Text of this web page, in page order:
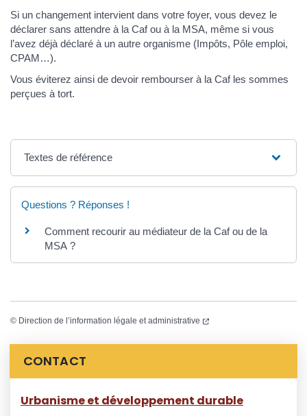
Si un changement intervient dans votre foyer, vous devez le
déclarer sans attendre à la Caf ou à la MSA, même si vous
l’avez déjà déclaré à un autre organisme (Impôts, Pôle emploi,
CPAM…).
Vous éviterez ainsi de devoir rembourser à la Caf les sommes
perçues à tort.
Textes de référence
Questions ? Réponses !
Comment recourir au médiateur de la Caf ou de la
MSA ?
© Direction de l’information légale et administrative (ouverture dans un
Informations complémentaires
CONTACT
Urbanisme et développement durable